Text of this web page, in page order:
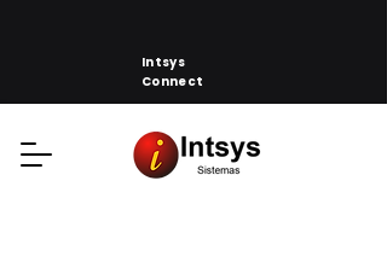
Intsys
Connect